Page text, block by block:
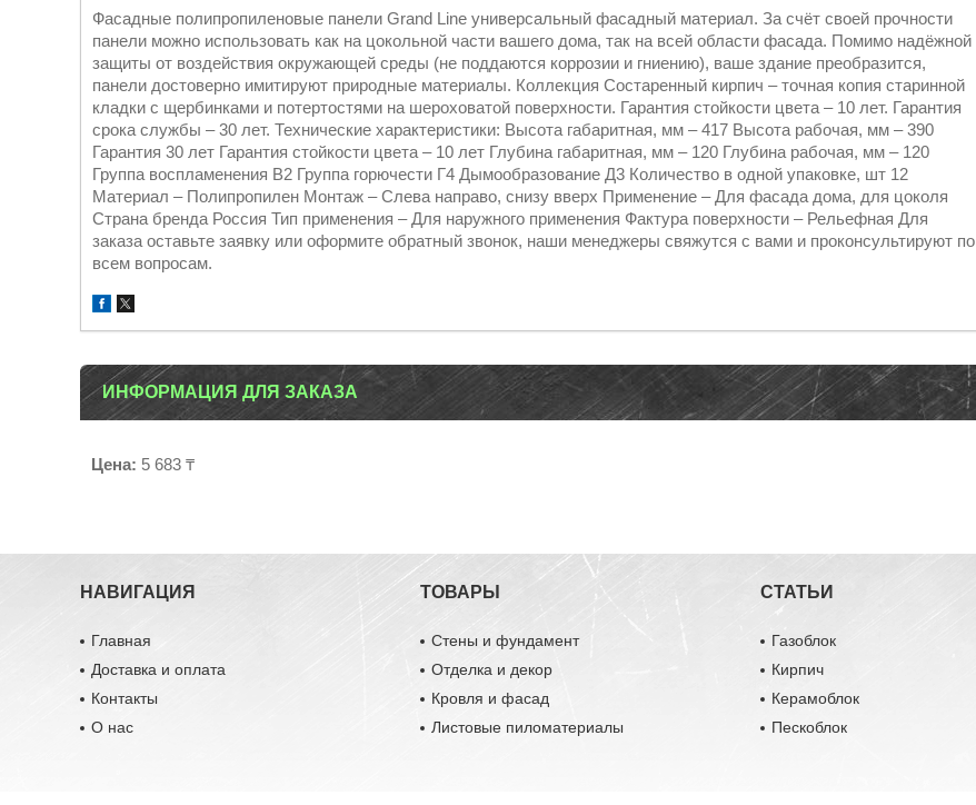
Фасадные полипропиленовые панели Grand Line универсальный фасадный материал. За счёт своей прочности
панели можно использовать как на цокольной части вашего дома, так на всей области фасада. Помимо надёжной
защиты от воздействия окружающей среды (не поддаются коррозии и гниению), ваше здание преобразится,
панели достоверно имитируют природные материалы. Коллекция Состаренный кирпич – точная копия старинной
кладки с щербинками и потертостями на шероховатой поверхности. Гарантия стойкости цвета – 10 лет. Гарантия
срока службы – 30 лет. Технические характеристики: Высота габаритная, мм – 417 Высота рабочая, мм – 390
Гарантия 30 лет Гарантия стойкости цвета – 10 лет Глубина габаритная, мм – 120 Глубина рабочая, мм – 120
Группа воспламенения В2 Группа горючести Г4 Дымообразование Д3 Количество в одной упаковке, шт 12
Материал – Полипропилен Монтаж – Слева направо, снизу вверх Применение – Для фасада дома, для цоколя
Страна бренда Россия Тип применения – Для наружного применения Фактура поверхности – Рельефная Для
заказа оставьте заявку или оформите обратный звонок, наши менеджеры свяжутся с вами и проконсультируют по
всем вопросам.
ИНФОРМАЦИЯ ДЛЯ ЗАКАЗА
Цена: 5 683 ₸
НАВИГАЦИЯ
Главная
Доставка и оплата
Контакты
О нас
ТОВАРЫ
Стены и фундамент
Отделка и декор
Кровля и фасад
Листовые пиломатериалы
СТАТЬИ
Газоблок
Кирпич
Керамоблок
Пескоблок